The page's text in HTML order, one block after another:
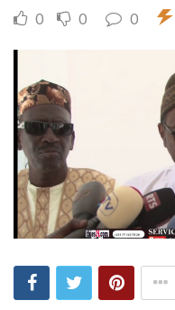
0 0 0